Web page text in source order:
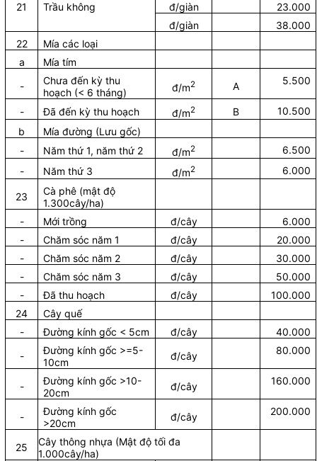
21 Trầu không
đ/giàn
23.000
đ/giàn
38.000
22
Mía các loại
a
Mía tím
-
Chưa đến kỳ thu
hoạch (< 6 tháng)
đ/m2 A 5.500
- Đã đến kỳ thu hoạch đ/m2 B
10.500
b
Mía đường (Lưu gốc)
-
Năm thứ 1, năm thứ 2 đ/m2
6.500
-
Năm thứ 3 đ/m2 6.000
23
Cà phê (mật độ
1.300cây/ha)
-
Mới trồng đ/cây
6.000
-
Chăm sóc năm 1 đ/cây
20.000
-
Chăm sóc năm 2 đ/cây
30.000
-
Chăm sóc năm 3 đ/cây
50.000
-
Đã thu hoạch đ/cây
100.000
24
Cây quế
-
Đường kính gốc < 5cm đ/cây
40.000
-
Đường kính gốc >=5-
10cm
đ/cây 80.000
-
Đường kính gốc >10-
20cm
đ/cây 160.000
-
Đường kính gốc
>20cm
đ/cây 200.000
25
Cây thông nhựa (Mật độ tối đa
1.000cây/ha)